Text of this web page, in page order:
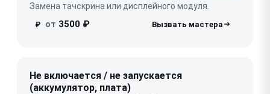
Замена тачскрина или дисплейного модуля.
₽ от 3500 ₽
Не включается / не запускается
(аккумулятор, плата)